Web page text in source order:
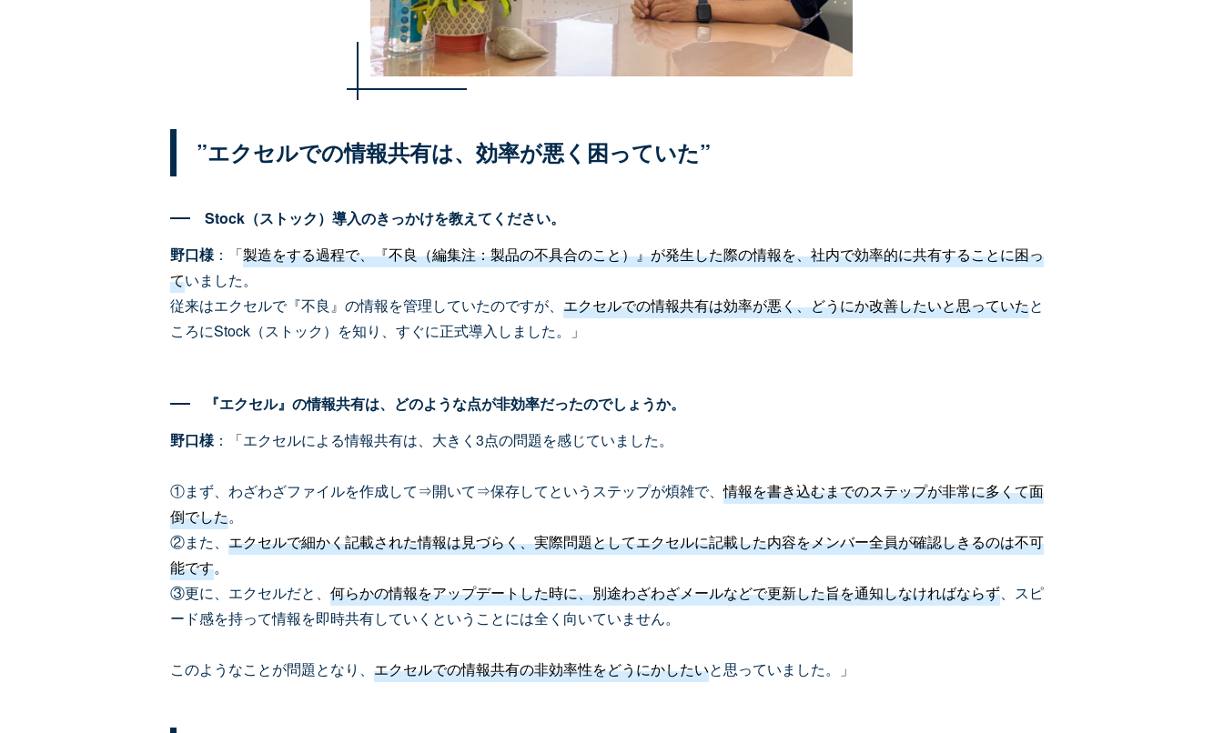
”エクセルでの情報共有は、効率が悪く困っていた”
Stock（ストック）導入のきっかけを教えてください。
野口様 ：「製造をする過程で、『不良（編集注：製品の不具合のこと）』が発生した際の情報を、社内で効率的に共有することに困っ
ていました。
従来はエクセルで『不良』の情報を管理していたのですが、 エクセルでの情報共有は効率が悪く、どうにか改善したいと思っていたと
ころにStock（ストック）を知り、すぐに正式導入しました。」
『エクセル』の情報共有は、どのような点が非効率だったのでしょうか。
野口様 ：「エクセルによる情報共有は、大きく3点の問題を感じていました。
①まず、わざわざファイルを作成して⇒開いて⇒保存してというステップが煩雑で、情報を書き込むまでのステップが非常に多くて面
倒でした。
②また、 エクセルで細かく記載された情報は見づらく、実際問題としてエクセルに記載した内容をメンバー全員が確認しきるのは不可
能です。
③更に、エクセルだと、 何らかの情報をアップデートした時に、別途わざわざメールなどで更新した旨を通知しなければならず 、スピ
ード感を持って情報を即時共有していくということには全く向いていません。
このようなことが問題となり、 エクセルでの情報共有の非効率性をどうにかしたいと思っていました。」